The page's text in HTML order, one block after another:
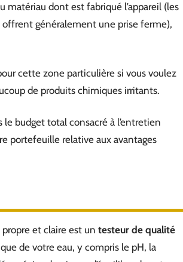
dont est fabriqué l’appareil (les
offrent généralement une prise ferme),
cette zone particulière si vous voulez
de produits chimiques irritants.
le budget total consacré à l’entretien
portefeuille relative aux avantages
et claire est un testeur de qualité
de votre eau, y compris le pH, la